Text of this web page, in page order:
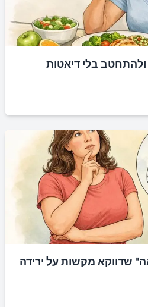
ולהתחטב בלי דיאטות
שדווקא מקשות על ירידה